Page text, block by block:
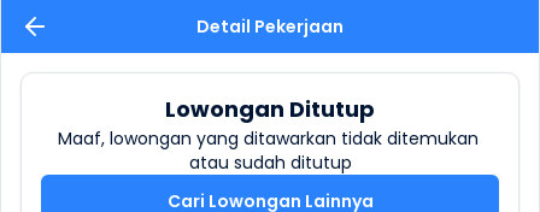
Detail Pekerjaan
Lowongan Ditutup
Maaf, lowongan yang ditawarkan tidak ditemukan
atau sudah ditutup
Cari Lowongan Lainnya